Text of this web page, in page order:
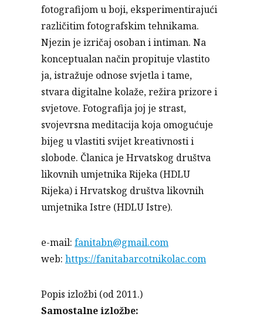
fotografijom u boji, eksperimentirajući
različitim fotografskim tehnikama.
Njezin je izričaj osoban i intiman. Na
konceptualan način propituje vlastito
ja, istražuje odnose svjetla i tame,
stvara digitalne kolaže, režira prizore i
svjetove. Fotografija joj je strast,
svojevrsna meditacija koja omogućuje
bijeg u vlastiti svijet kreativnosti i
slobode. Članica je Hrvatskog društva
likovnih umjetnika Rijeka (HDLU
Rijeka) i Hrvatskog društva likovnih
umjetnika Istre (HDLU Istre).
e-mail: fanitabn@gmail.com
web: https://fanitabarcotnikolac.com
Popis izložbi (od 2011.)
Samostalne izložbe: